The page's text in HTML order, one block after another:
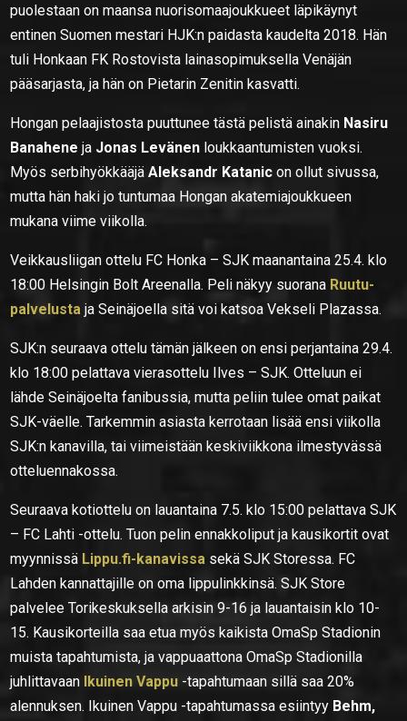
puolestaan on maansa nuorisomaajoukkueet läpikäynyt
entinen Suomen mestari HJK:n paidasta kaudelta 2018. Hän
tuli Honkaan FK Rostovista lainasopimuksella Venäjän
pääsarjasta, ja hän on Pietarin Zenitin kasvatti.
Hongan pelaajistosta puuttunee tästä pelistä ainakin Nasiru
Banahene ja Jonas Levänen loukkaantumisten vuoksi.
Myös serbihyökkääjäAleksandr Katanic on ollut sivussa,
mutta hän haki jo tuntumaa Hongan akatemiajoukkueen
mukana viime viikolla.
Veikkausliigan ottelu FC Honka – SJK maanantaina 25.4. klo
18:00 Helsingin Bolt Areenalla. Peli näkyy suorana Ruutu-
palvelusta ja Seinäjoella sitä voi katsoa Vekseli Plazassa.
SJK:n seuraava ottelu tämän jälkeen on ensi perjantaina 29.4.
klo 18:00 pelattava vierasottelu Ilves – SJK. Otteluun ei
lähde Seinäjoelta fanibussia, mutta peliin tulee omat paikat
SJK-väelle. Tarkemmin asiasta kerrotaan lisää ensi viikolla
SJK:n kanavilla, tai viimeistään keskiviikkona ilmestyvässä
otteluennakossa.
Seuraava kotiottelu on lauantaina 7.5. klo 15:00 pelattava SJK
– FC Lahti -ottelu. Tuon pelin ennakkoliput ja kausikortit ovat
myynnissä Lippu.fi-kanavissa sekä SJK Storessa. FC
Lahden kannattajille on oma lippulinkkinsä. SJK Store
palvelee Torikeskuksella arkisin 9-16 ja lauantaisin klo 10-
15. Kausikorteilla saa etua myös kaikista OmaSp Stadionin
muista tapahtumista, ja vappuaattona OmaSp Stadionilla
juhlittavaan Ikuinen Vappu -tapahtumaan sillä saa 20%
alennuksen. Ikuinen Vappu -tapahtumassa esiintyy Behm,